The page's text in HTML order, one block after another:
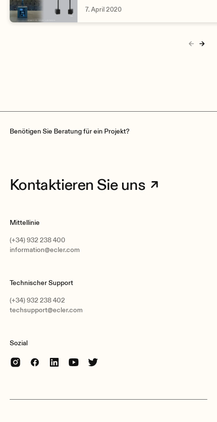
Durch die Kombination der
Produkte der Serie lässt sich jede
7. April 2020
Benötigen Sie Beratung für ein Projekt?
Kontaktieren Sie uns
Mittellinie
(+34) 932 238 400
information@ecler.com
Technischer Support
(+34) 932 238 402
techsupport@ecler.com
Sozial